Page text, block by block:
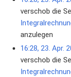
verschob die
anzulegen
16:28, 23. Apr.
verschob die